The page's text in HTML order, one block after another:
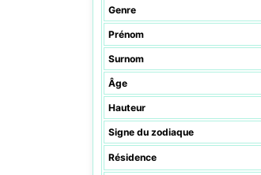
Genre
Prénom
Surnom
Âge
Hauteur
Signe du zodiaque
Résidence